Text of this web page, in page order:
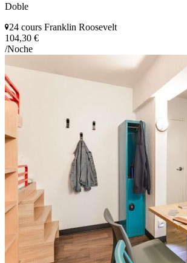
Doble
24 cours Franklin Roosevelt
104,30 €
/Noche